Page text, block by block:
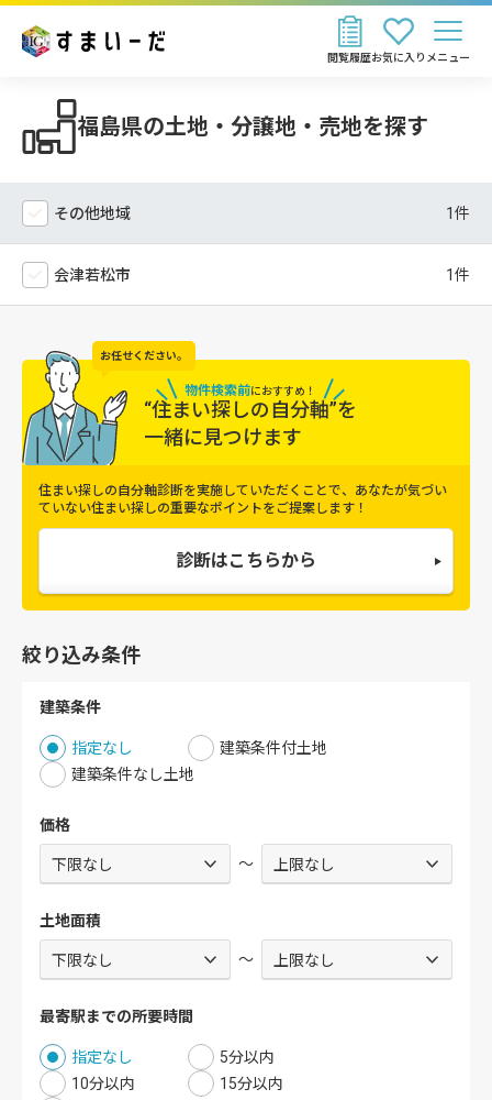
お気に入り
閲覧履歴 メニュー
福島県の土地・分譲地・売地を探す
その他地域
会津若松市
お任せください。
物件検索前におすすめ！
“住まい探しの自分軸”を
一緒に見つけます
住まい探しの自分軸診断を実施していただくことで、 あなたが気づい
ていない住まい探しの重要なポイントをご提案します！
診断はこちらから
絞り込み条件
建築条件
指定なし
建築条件付土地
建築条件なし土地
価格
～
土地面積
～
最寄駅までの所要時間
指定なし
5分以内
10分以内
15分以内